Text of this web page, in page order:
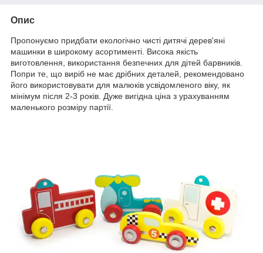
Опис
Пропонуємо придбати екологічно чисті дитячі дерев'яні
машинки в широкому асортименті. Висока якість
виготовлення, використання безпечних для дітей барвників.
Попри те, що виріб не має дрібних деталей, рекомендовано
його використовувати для малюків усвідомленого віку, як
мінімум після 2-3 років. Дуже вигідна ціна з урахуванням
маленького розміру партії.